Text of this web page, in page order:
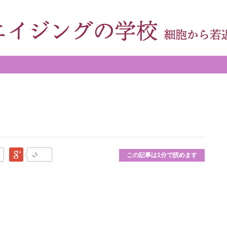
ブックマークGoogle Plus この記事は1分で読めます